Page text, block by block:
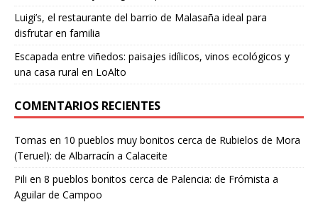
Luigi’s, el restaurante del barrio de Malasaña ideal para
disfrutar en familia
Escapada entre viñedos: paisajes idílicos, vinos ecológicos y
una casa rural en LoAlto
COMENTARIOS RECIENTES
Tomas en 10 pueblos muy bonitos cerca de Rubielos de Mora
(Teruel): de Albarracín a Calaceite
Pili en 8 pueblos bonitos cerca de Palencia: de Frómista a
Aguilar de Campoo